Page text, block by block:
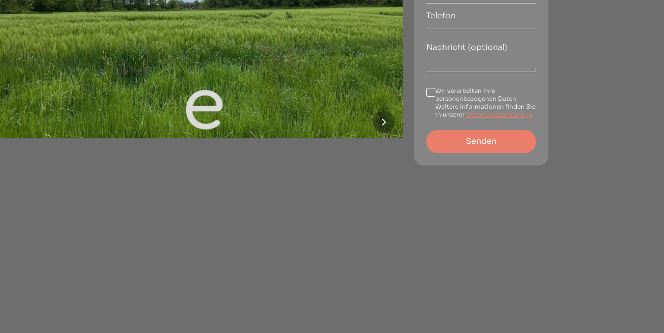
Wir verarbeiten Ihre
personenbezogenen Daten.
Weitere Informationen finden Sie
in unserer Datenschutzerklärung
Senden